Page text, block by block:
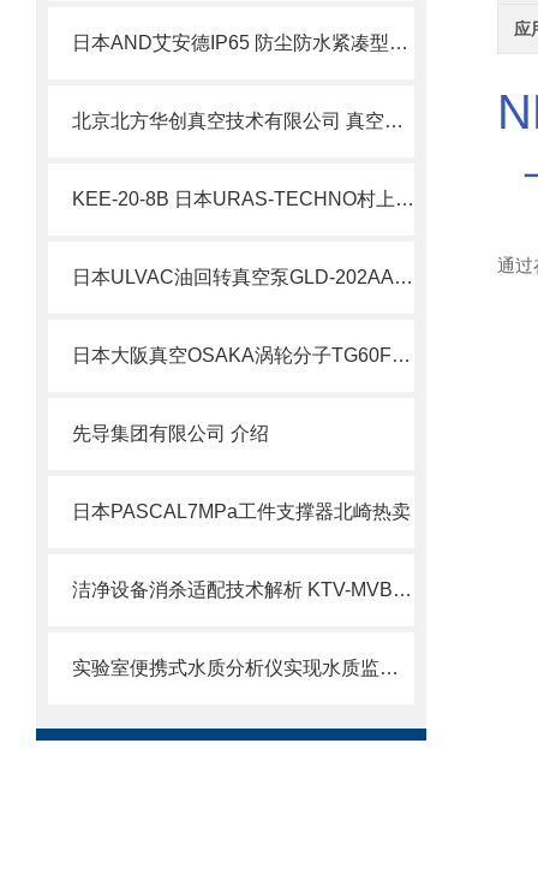
日本AND艾安德IP65 防尘防水紧凑型台秤SK-1000WP北崎热卖
北京北方华创真空技术有限公司 真空设备整机研发制造工艺详解
KEE-20-8B 日本URAS-TECHNO村上精机标准型振动电机北崎现货
日本ULVAC油回转真空泵GLD-202AA北崎热卖
日本大阪真空OSAKA涡轮分子TG60F用于分析与检查装置北崎热卖
先导集团有限公司 介绍
日本PASCAL7MPa工件支撑器北崎热卖
洁净设备消杀适配技术解析 KTV-MVB不锈钢机身灭菌运维要点
实验室便携式水质分析仪实现水质监测的便捷化
应
通过